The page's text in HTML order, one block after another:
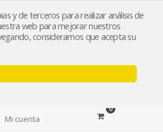
y de terceros para realizar análisis de
web para mejorar nuestros
consideramos que acepta su
/ Whatsapp 644501550
Mi cuenta
0